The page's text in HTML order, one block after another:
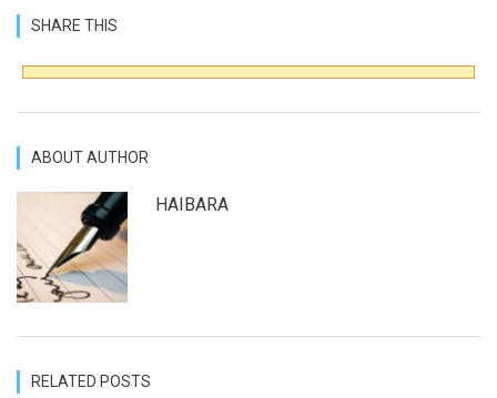
SHARE THIS
ABOUT AUTHOR
HAIBARA
RELATED POSTS